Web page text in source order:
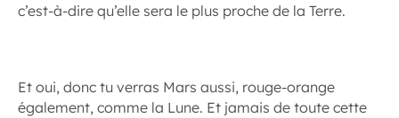
c’est-à-dire qu’elle sera le plus proche de la Terre.
Et oui, donc tu verras Mars aussi, rouge-orange
également, comme la Lune. Et jamais de toute cette